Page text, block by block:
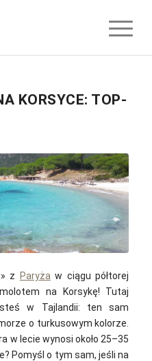
KORSYCE: TOP-
z Paryża w ciągu półtorej
na Korsykę! Tutaj
w Tajlandii: ten sam
o turkusowym kolorze.
w lecie wynosi około 25–35
Pomyśl o tym sam, jeśli na